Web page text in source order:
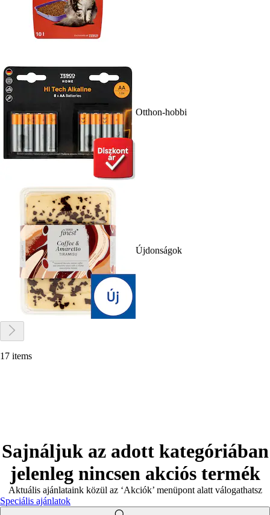
Otthon-hobbi
Újdonságok
17 items
Sajnáljuk az adott kategóriában
jelenleg nincsen akciós termék
Aktuális ajánlataink közül az ‘Akciók’ menüpont alatt válogathatsz
Speciális ajánlatok